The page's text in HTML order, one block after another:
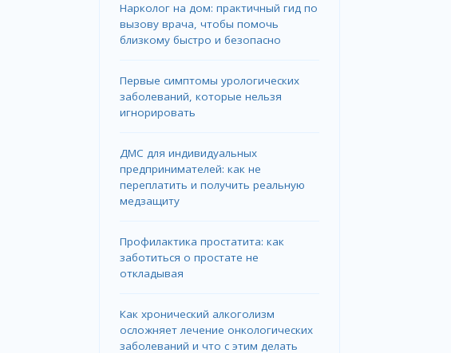
Нарколог на дом: практичный гид по
вызову врача, чтобы помочь
близкому быстро и безопасно
Первые симптомы урологических
заболеваний, которые нельзя
игнорировать
ДМС для индивидуальных
предпринимателей: как не
переплатить и получить реальную
медзащиту
Профилактика простатита: как
заботиться о простате не
откладывая
Как хронический алкоголизм
осложняет лечение онкологических
заболеваний и что с этим делать